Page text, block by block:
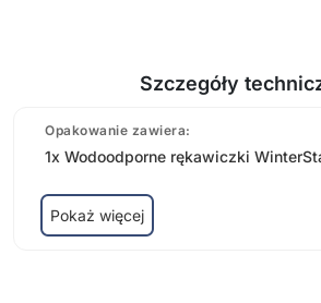
Szczegóły
Opakowanie zawiera:
1x Wodoodporne rękawiczki
Pokaż więcej